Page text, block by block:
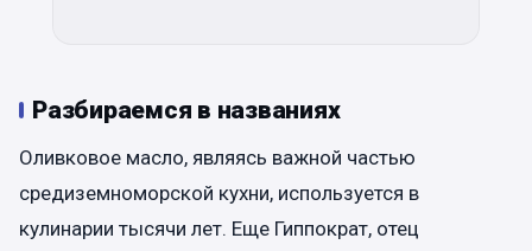
Разбираемся в названиях
Оливковое масло, являясь важной частью
средиземноморской кухни, используется в
кулинарии тысячи лет. Еще Гиппократ, отец